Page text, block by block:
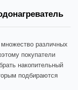
различных
покупатели
накопительный
подбираются